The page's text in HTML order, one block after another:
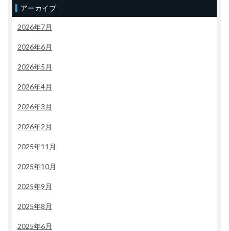
アーカイブ
2026年7月
2026年6月
2026年5月
2026年4月
2026年3月
2026年2月
2025年11月
2025年10月
2025年9月
2025年8月
2025年6月